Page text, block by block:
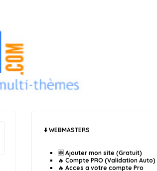
⬇️ WEBMASTERS
🆕 Ajouter mon site (Gratuit)
🔥 Compte PRO (Validation Auto)
🔥 Acces a votre compte Pro